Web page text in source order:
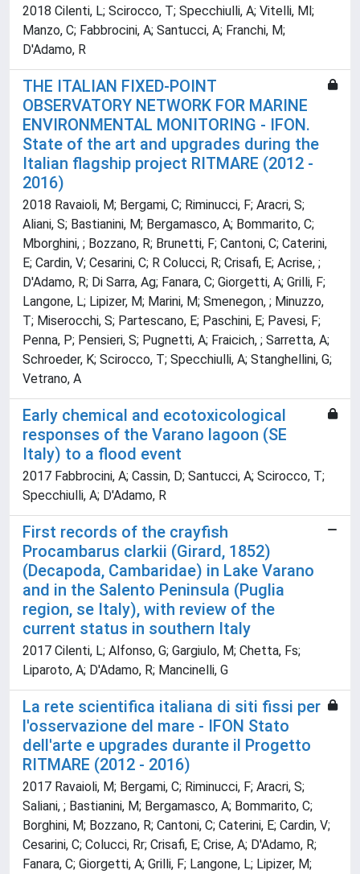
2018 Cilenti, L; Scirocco, T; Specchiulli, A; Vitelli, Ml;
Manzo, C; Fabbrocini, A; Santucci, A; Franchi, M;
D'Adamo, R
THE ITALIAN FIXED-POINT
OBSERVATORY NETWORK FOR MARINE
ENVIRONMENTAL MONITORING - IFON.
State of the art and upgrades during the
Italian flagship project RITMARE (2012 -
2016)
2018 Ravaioli, M; Bergami, C; Riminucci, F; Aracri, S;
Aliani, S; Bastianini, M; Bergamasco, A; Bommarito, C;
Mborghini, ; Bozzano, R; Brunetti, F; Cantoni, C; Caterini,
E; Cardin, V; Cesarini, C; R Colucci, R; Crisafi, E; Acrise, ;
D'Adamo, R; Di Sarra, Ag; Fanara, C; Giorgetti, A; Grilli, F;
Langone, L; Lipizer, M; Marini, M; Smenegon, ; Minuzzo,
T; Miserocchi, S; Partescano, E; Paschini, E; Pavesi, F;
Penna, P; Pensieri, S; Pugnetti, A; Fraicich, ; Sarretta, A;
Schroeder, K; Scirocco, T; Specchiulli, A; Stanghellini, G;
Vetrano, A
Early chemical and ecotoxicological
responses of the Varano lagoon (SE
Italy) to a flood event
2017 Fabbrocini, A; Cassin, D; Santucci, A; Scirocco, T;
Specchiulli, A; D'Adamo, R
First records of the crayfish
Procambarus clarkii (Girard, 1852)
(Decapoda, Cambaridae) in Lake Varano
and in the Salento Peninsula (Puglia
region, se Italy), with review of the
current status in southern Italy
2017 Cilenti, L; Alfonso, G; Gargiulo, M; Chetta, Fs;
Liparoto, A; D'Adamo, R; Mancinelli, G
La rete scientifica italiana di siti fissi per
l'osservazione del mare - IFON Stato
dell'arte e upgrades durante il Progetto
RITMARE (2012 - 2016)
2017 Ravaioli, M; Bergami, C; Riminucci, F; Aracri, S;
Saliani, ; Bastianini, M; Bergamasco, A; Bommarito, C;
Borghini, M; Bozzano, R; Cantoni, C; Caterini, E; Cardin, V;
Cesarini, C; Colucci, Rr; Crisafi, E; Crise, A; D'Adamo, R;
Fanara, C; Giorgetti, A; Grilli, F; Langone, L; Lipizer, M;